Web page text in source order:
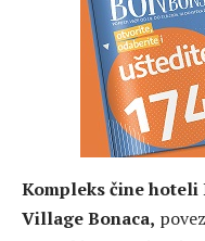
Kompleks čine hoteli
Village Bonaca,